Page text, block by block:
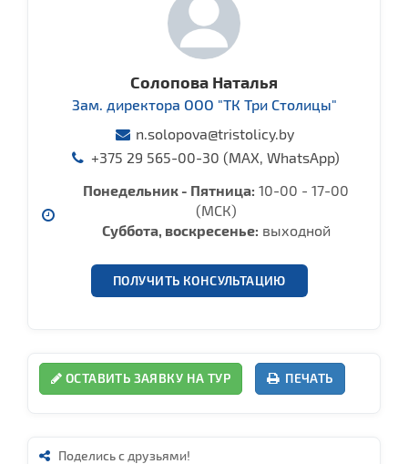
Солопова Наталья
Зам. директора ООО "ТК Три Столицы"
n.solopova@tristolicy.by
+375 29 565-00-30 (MAX, WhatsApp)
Понедельник - Пятница: 10-00 - 17-00
(МСК)
Cуббота, воcкресенье: выходной
ПОЛУЧИТЬ КОНСУЛЬТАЦИЮ
ОСТАВИТЬ ЗАЯВКУ НА ТУР ПЕЧАТЬ
Поделись с друзьями!